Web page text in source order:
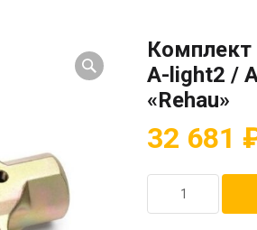
Комплект
A-light2 /
«Rehau»
32 681
товара